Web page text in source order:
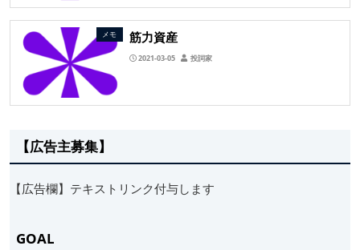
メモ 筋力資産
2021-03-05 投詞家
【広告主募集】
【広告欄】テキストリンク付与します
GOAL